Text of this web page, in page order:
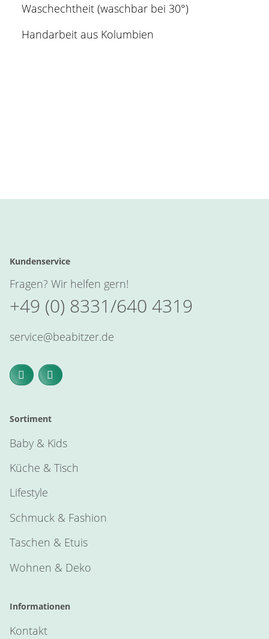
Waschechtheit (waschbar bei 30°)
Handarbeit aus Kolumbien
Kundenservice
Fragen? Wir helfen gern!
+49 (0) 8331/640 4319
service@beabitzer.de
Sortiment
Baby & Kids
Küche & Tisch
Lifestyle
Schmuck & Fashion
Taschen & Etuis
Wohnen & Deko
Informationen
Kontakt